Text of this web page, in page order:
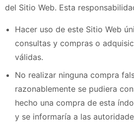
del Sitio Web. Esta
Hacer uso de este Sitio Web
consultas y compras o
válidas.
No realizar ninguna compra
razonablemente se pudiera
hecho una compra de esta
y se informaría a las